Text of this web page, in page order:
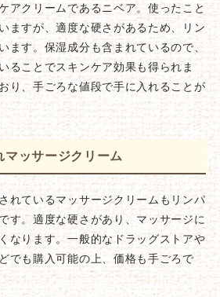
アクリームであるニベア。使ったこと
ますが、適度な硬さがあるため、リン
ます。保湿成分も含まれているので、
ることでスキンケア効果も得られま
り、手ごろな値段で手に入れることが
マッサージクリーム
れているマッサージクリームもリンパ
す。適度な硬さがあり、マッサージに
なります。一般的なドラッグストアや
でも購入可能の上、価格も手ごろで